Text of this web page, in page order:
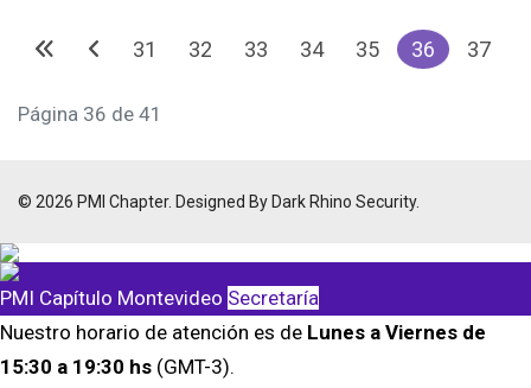
31 32 33 34 35 36 37
Página 36 de 41
© 2026 PMI Chapter. Designed By Dark Rhino Security.
PMI Capítulo Montevideo Secretaría
Nuestro horario de atención es de Lunes a Viernes de
15:30 a 19:30 hs (GMT-3).